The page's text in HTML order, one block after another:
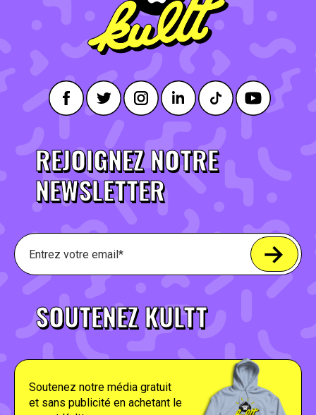
REJOIGNEZ NOTRE
NEWSLETTER
SOUTENEZ KULTT
Soutenez notre média gratuit
et sans publicité en achetant le